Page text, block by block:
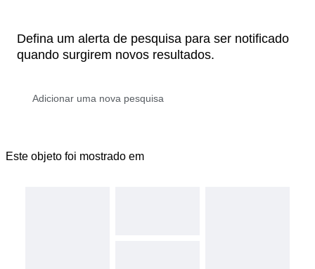
Defina um alerta de pesquisa para ser notificado
quando surgirem novos resultados.
Este objeto foi mostrado em